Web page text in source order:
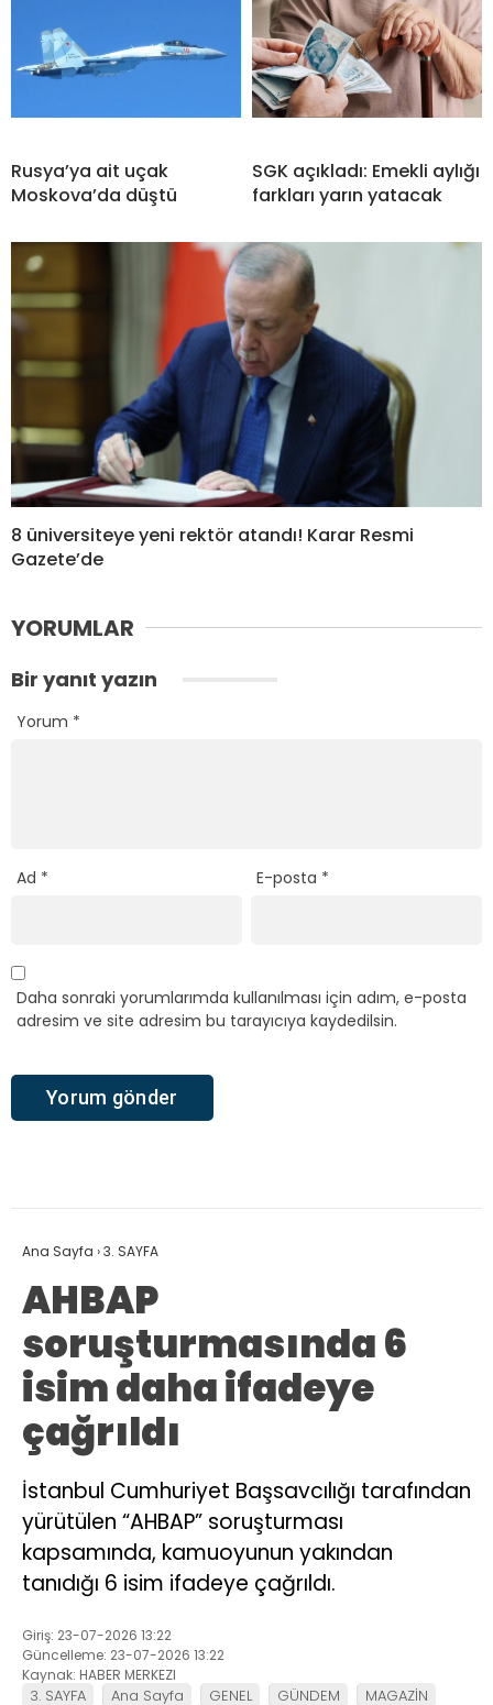
Rusya’ya ait uçak
Moskova’da düştü
SGK açıkladı: Emekli aylığı
farkları yarın yatacak
8 üniversiteye yeni rektör atandı! Karar Resmi
Gazete’de
YORUMLAR
Bir yanıt yazın
Yorum *
Ad * E-posta *
Daha sonraki yorumlarımda kullanılması için adım, e-posta
adresim ve site adresim bu tarayıcıya kaydedilsin.
Ana Sayfa ›3. SAYFA
AHBAP
soruşturmasında 6
isim daha ifadeye
çağrıldı
İstanbul Cumhuriyet Başsavcılığı tarafından
yürütülen “AHBAP” soruşturması
kapsamında, kamuoyunun yakından
tanıdığı 6 isim ifadeye çağrıldı.
Giriş: 23-07-2026 13:22
Güncelleme: 23-07-2026 13:22
Kaynak: HABER MERKEZI
3. SAYFA Ana Sayfa GENEL GÜNDEM MAGAZİN